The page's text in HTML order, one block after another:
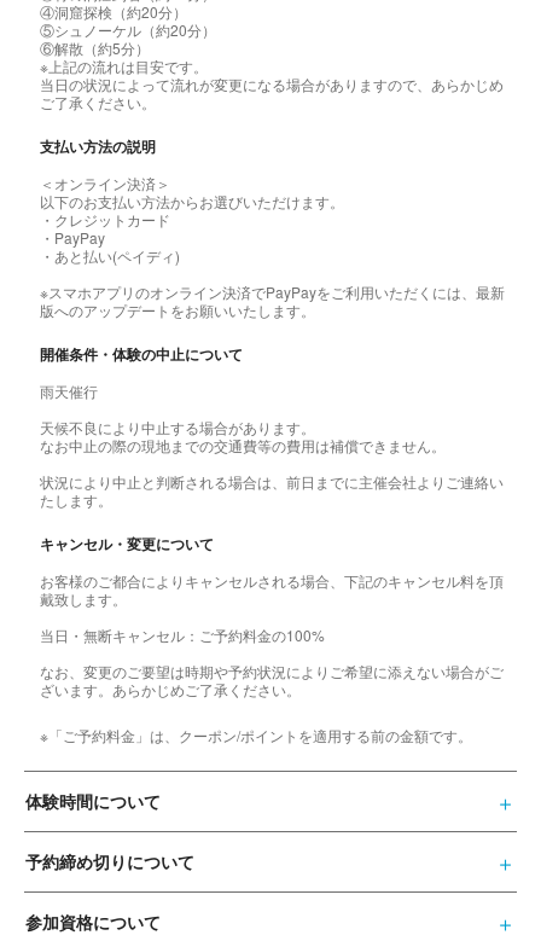
④洞窟探検（約20分）
⑤シュノーケル（約20分）
⑥解散（約5分）
※上記の流れは目安です。
当日の状況によって流れが変更になる場合がありますので、あらかじめ
ご了承ください。
支払い方法の説明
＜オンライン決済＞
以下のお支払い方法からお選びいただけます。
・クレジットカード
・PayPay
・あと払い(ペイディ)
※スマホアプリのオンライン決済でPayPayをご利用いただくには、最新
版へのアップデートをお願いいたします。
開催条件・体験の中止について
雨天催行
天候不良により中止する場合があります。
なお中止の際の現地までの交通費等の費用は補償できません。
状況により中止と判断される場合は、前日までに主催会社よりご連絡い
たします。
キャンセル・変更について
お客様のご都合によりキャンセルされる場合、下記のキャンセル料を頂
戴致します。
当日・無断キャンセル：ご予約料金の100%
なお、変更のご要望は時期や予約状況によりご希望に添えない場合がご
ざいます。あらかじめご了承ください。
※「ご予約料金」は、クーポン/ポイントを適用する前の金額です。
体験時間について
予約締め切りについて
参加資格について